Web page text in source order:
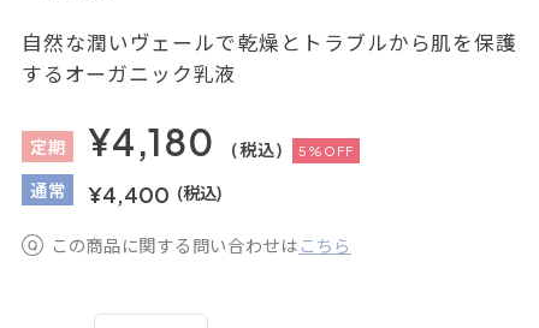
自然な潤いヴェールで乾燥とトラブルから肌を保護
するオーガニック乳液
定期 ¥4,180 (税込) 5%OFF
通常 ¥4,400 (税込)
この商品に関する問い合わせは こちら